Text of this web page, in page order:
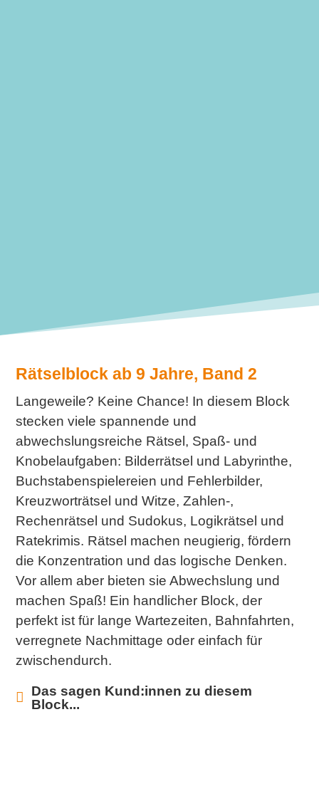
Rätselblock ab 9 Jahre, Band 2
Langeweile? Keine Chance! In diesem Block
stecken viele spannende und
abwechslungsreiche Rätsel, Spaß- und
Knobelaufgaben: Bilderrätsel und Labyrinthe,
Buchstabenspielereien und Fehlerbilder,
Kreuzworträtsel und Witze, Zahlen-,
Rechenrätsel und Sudokus, Logikrätsel und
Ratekrimis. Rätsel machen neugierig, fördern
die Konzentration und das logische Denken.
Vor allem aber bieten sie Abwechslung und
machen Spaß! Ein handlicher Block, der
perfekt ist für lange Wartezeiten, Bahnfahrten,
verregnete Nachmittage oder einfach für
zwischendurch.
Das sagen Kund:innen zu diesem
Block...